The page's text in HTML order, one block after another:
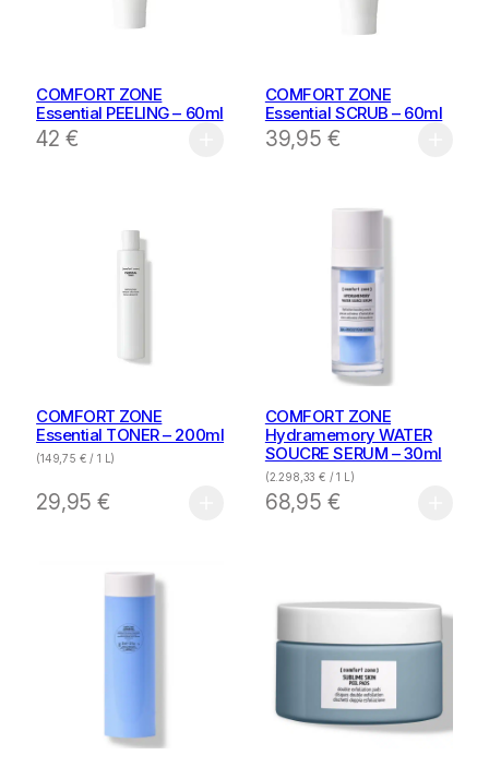
COMFORT ZONE
Essential PEELING – 60ml
42 €
COMFORT ZONE
Essential SCRUB – 60ml
39,95 €
COMFORT ZONE
Essential TONER – 200ml
(149,75 € / 1 L)
29,95€
COMFORT ZONE
Hydramemory WATER
SOUCRE SERUM – 30ml
(2.298,33€ / 1 L)
68,95 €